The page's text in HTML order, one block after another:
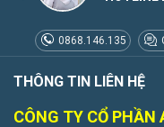
0868.146.135
THÔNG TIN LIÊN HỆ
CÔNG TY CỔ